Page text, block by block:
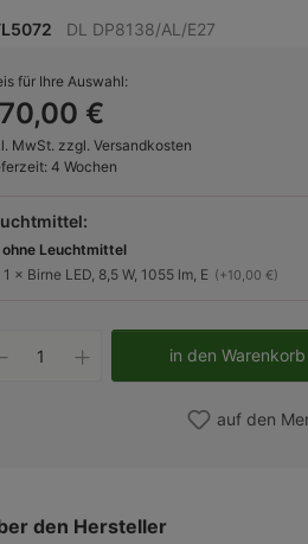
DL DP8138/AL/E27
für Ihre Auswahl:
€
MwSt. zzgl. Versandkosten
4 Wochen
ohne Leuchtmittel
1 × Birne LED, 8,5 W, 1055 lm, E (+10,00 €)
Anzahl: Gib
in den Warenkorb
auf den
den Hersteller